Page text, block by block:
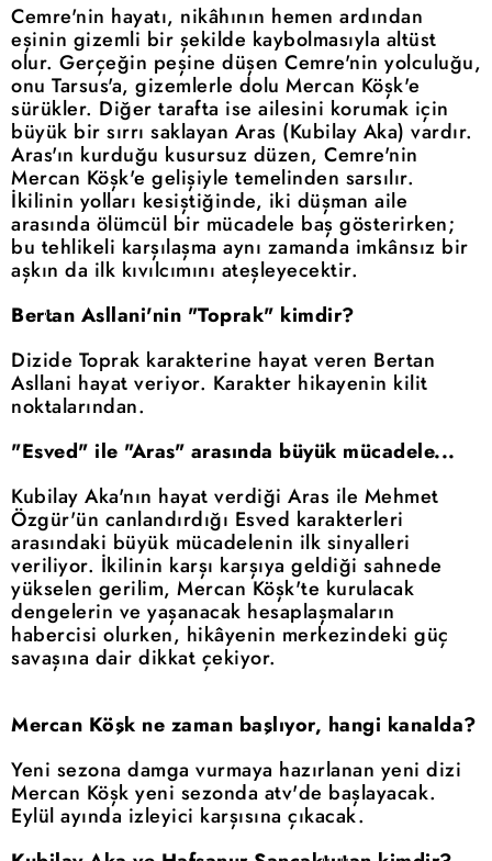
Cemre'nin hayatı, nikâhının hemen ardından
eşinin gizemli bir şekilde kaybolmasıyla altüst
olur. Gerçeğin peşine düşen Cemre'nin yolculuğu,
onu Tarsus'a, gizemlerle dolu Mercan Köşk'e
sürükler. Diğer tarafta ise ailesini korumak için
büyük bir sırrı saklayan Aras (Kubilay Aka) vardır.
Aras'ın kurduğu kusursuz düzen, Cemre'nin
Mercan Köşk'e gelişiyle temelinden sarsılır.
İkilinin yolları kesiştiğinde, iki düşman aile
arasında ölümcül bir mücadele baş gösterirken;
bu tehlikeli karşılaşma aynı zamanda imkânsız bir
aşkın da ilk kıvılcımını ateşleyecektir.
Bertan Asllani'nin "Toprak" kimdir?
Dizide Toprak karakterine hayat veren Bertan
Asllani hayat veriyor. Karakter hikayenin kilit
noktalarından.
"Esved" ile "Aras" arasında büyük mücadele...
Kubilay Aka'nın hayat verdiği Aras ile Mehmet
Özgür'ün canlandırdığı Esved karakterleri
arasındaki büyük mücadelenin ilk sinyalleri
veriliyor. İkilinin karşı karşıya geldiği sahnede
yükselen gerilim, Mercan Köşk'te kurulacak
dengelerin ve yaşanacak hesaplaşmaların
habercisi olurken, hikâyenin merkezindeki güç
savaşına dair dikkat çekiyor.
Mercan Köşk ne zaman başlıyor, hangi kanalda?
Yeni sezona damga vurmaya hazırlanan yeni dizi
Mercan Köşk yeni sezonda atv'de başlayacak.
Eylül ayında izleyici karşısına çıkacak.